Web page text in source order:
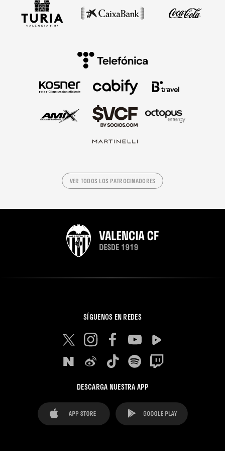
VER TODOS LOS PATROCINADORES
SÍGUENOS EN REDES
DESCARGA NUESTRA APP